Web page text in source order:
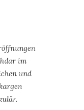
des
sich die
echtes